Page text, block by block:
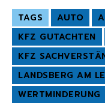
TAGS AUTO
KFZ GUTACHTEN
KFZ
LANDSBERG AM
WERTMINDERUNG